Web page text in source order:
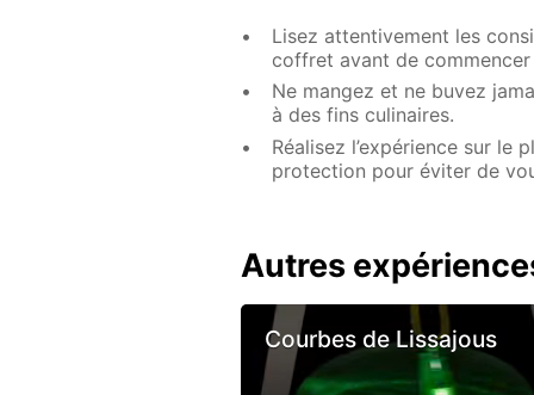
Lisez attentivement les
coffret avant de commencer
Ne mangez et ne buvez
à des fins culinaires.
Réalisez l’expérience sur le
protection pour éviter de
Autres
Courbes de Lissajous